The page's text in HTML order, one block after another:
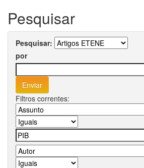
Pesquisar
Pesquisar:
por
Filtros correntes: